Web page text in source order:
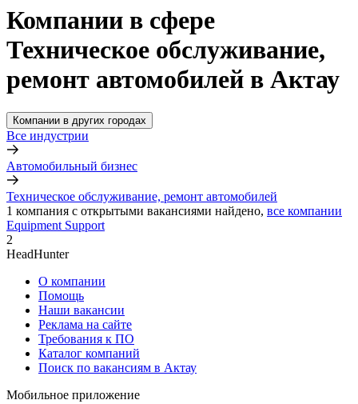
Компании в сфере
Техническое обслуживание,
ремонт автомобилей в Актау
Компании в других городах
Все индустрии
Автомобильный бизнес
Техническое обслуживание, ремонт автомобилей
1 компания с открытыми вакансиями найдено, все компании
Equipment Support
2
HeadHunter
О компании
Помощь
Наши вакансии
Реклама на сайте
Требования к ПО
Каталог компаний
Поиск по вакансиям в Актау
Мобильное приложение